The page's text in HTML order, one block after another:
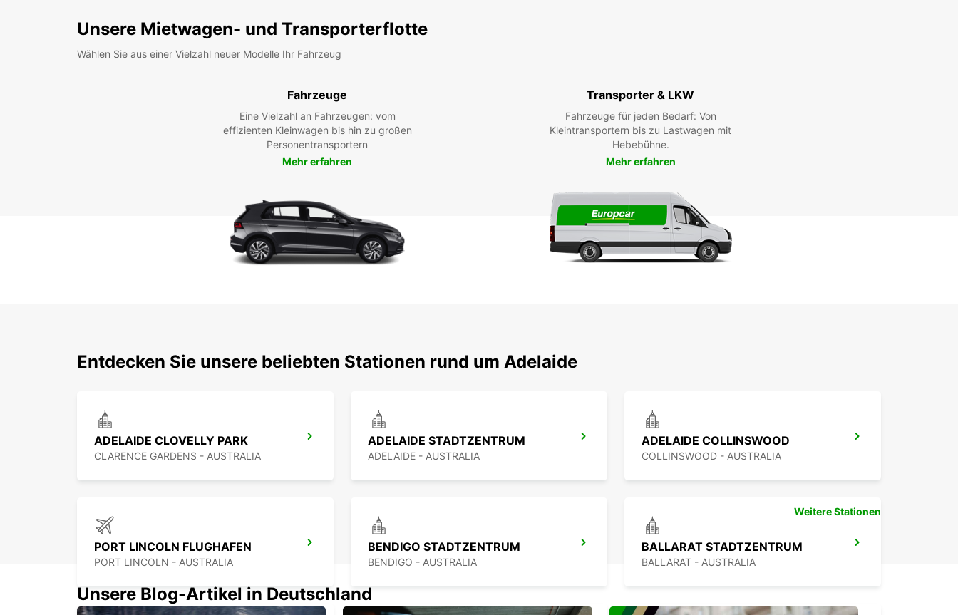
Unsere Mietwagen- und Transporterflotte
Wählen Sie aus einer Vielzahl neuer Modelle Ihr Fahrzeug
Fahrzeuge
Eine Vielzahl an Fahrzeugen: vom
effizienten Kleinwagen bis hin zu großen
Personentransportern
Mehr erfahren
Transporter & LKW
Fahrzeuge für jeden Bedarf: Von
Kleintransportern bis zu Lastwagen mit
Hebebühne.
Mehr erfahren
Entdecken Sie unsere beliebten Stationen rund um Adelaide
ADELAIDE CLOVELLY PARK
CLARENCE GARDENS - AUSTRALIA
ADELAIDE STADTZENTRUM
ADELAIDE - AUSTRALIA
ADELAIDE COLLINSWOOD
COLLINSWOOD - AUSTRALIA
PORT LINCOLN FLUGHAFEN
PORT LINCOLN - AUSTRALIA
BENDIGO STADTZENTRUM
BENDIGO - AUSTRALIA
BALLARAT STADTZENTRUM
BALLARAT - AUSTRALIA
Weitere Stationen
Unsere Blog-Artikel in Deutschland